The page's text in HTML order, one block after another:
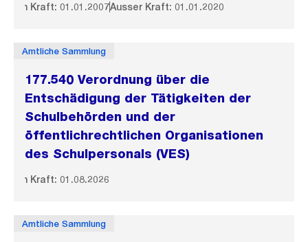
In Kraft: 01.01.2007Ausser Kraft: 01.01.2020
Amtliche Sammlung
177.540 Verordnung über die
Entschädigung der Tätigkeiten der
Schulbehörden und der
öffentlichrechtlichen Organisationen
des Schulpersonals (VES)
In Kraft: 01.08.2026
Amtliche Sammlung